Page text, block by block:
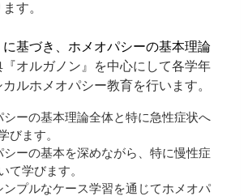
す。
に基づき、ホメオパシーの基本理論
『オルガノン』を中心にして各学年
ルホメオパシー教育を行います。
シーの基本理論全体と特に急性症状へ
びます。
シーの基本を深めながら、特に慢性症
て学びます。
ンプルなケース学習を通じてホメオパ